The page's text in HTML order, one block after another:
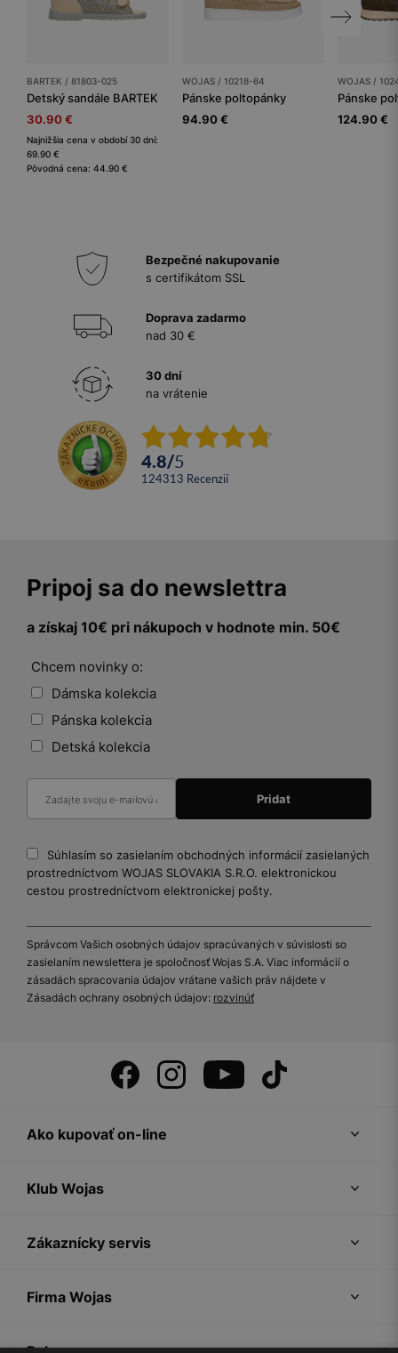
BARTEK / 81803-025
Detský sandále BARTEK
30.90 €
Najnižšia cena v období 30 dní:
69.90 €
Pôvodná cena: 44.90 €
WOJAS / 10218-64
Pánske poltopánky
94.90 €
WOJAS /
Pánske
124.90 €
Bezpečné nakupovanie
s certifikátom SSL
Doprava zadarmo
nad 30 €
30 dní
na vrátenie
4.8/5
124313 recenzií
Pripoj sa do newslettra
a získaj 10€ pri nákupoch v hodnote min. 50€
Chcem novinky o:
Dámska kolekcia
Pánska kolekcia
Detská kolekcia
Súhlasím so zasielaním obchodných informácií zasielaných
prostredníctvom WOJAS SLOVAKIA S.R.O. elektronickou
cestou prostredníctvom elektronickej pošty.
Správcom Vašich osobných údajov spracúvaných v súvislosti so
zasielaním newslettera je spoločnosť Wojas S.A. Viac informácií o
zásadách spracovania údajov vrátane vašich práv nájdete v
Zásadách ochrany osobných údajov: rozvinúť
Ako kupovať on-line
Klub Wojas
Zákaznícky servis
Firma Wojas